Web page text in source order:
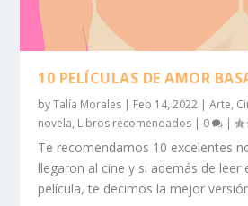
10 PELÍCULAS DE AMOR
byTalía Morales | Feb 14, 2022 |Arte,
novela, Libros recomendados | 0 |
Te recomendamos 10 excelentes
llegaron al cine y si además de leer
película, te decimos la mejor